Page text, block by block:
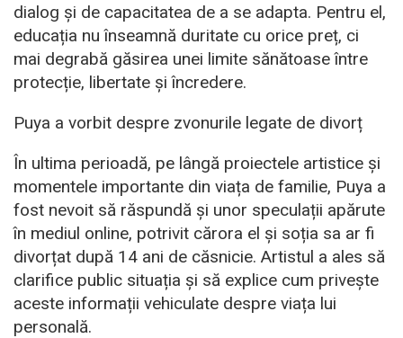
dialog și de capacitatea de a se adapta. Pentru el,
educația nu înseamnă duritate cu orice preț, ci
mai degrabă găsirea unei limite sănătoase între
protecție, libertate și încredere.
Puya a vorbit despre zvonurile legate de divorț
În ultima perioadă, pe lângă proiectele artistice și
momentele importante din viața de familie, Puya a
fost nevoit să răspundă și unor speculații apărute
în mediul online, potrivit cărora el și soția sa ar fi
divorțat după 14 ani de căsnicie. Artistul a ales să
clarifice public situația și să explice cum privește
aceste informații vehiculate despre viața lui
personală.